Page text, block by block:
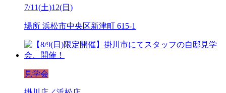
7/11(土)12(日)
場所 浜松市中央区新津町 615-1
見学会